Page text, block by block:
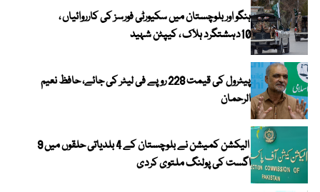
ہنگو اور بلوچستان میں سکیورٹی فورسز کی کارروائیاں ،
10دہشتگرد ہلاک ، کیپٹن شہید
پیٹرول کی قیمت 228 روپے فی لیٹر کی جائے، حافظ نعیم
الرحمان
الیکشن کمیشن نے بلوچستان کے 4 بلدیاتی حلقوں میں 9
اگست کی پولنگ ملتوی کردی